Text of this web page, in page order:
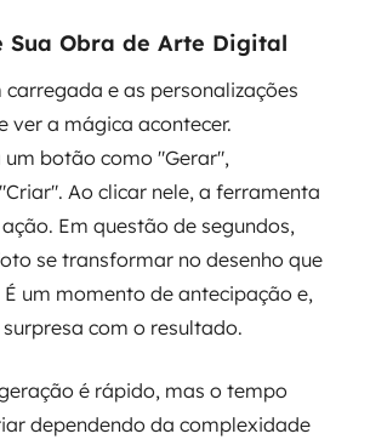
Sua Obra de Arte Digital
e as personalizações
ver a mágica acontecer.
um botão como "Gerar",
Ao clicar nele, a ferramenta
Em questão de segundos,
se transformar no desenho que
um momento de antecipação e,
com o resultado.
é rápido, mas o tempo
dependendo da complexidade